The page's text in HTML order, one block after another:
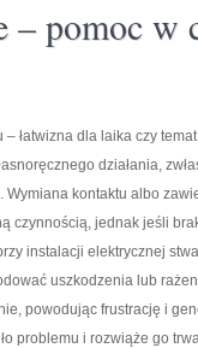
– pomoc w
– łatwizna dla laika czy
działania,
Wymiana kontaktu albo
czynnością, jednak jeśli
instalacji elektrycznej
uszkodzenia lub
powodując frustrację i
problemu i rozwiąże go